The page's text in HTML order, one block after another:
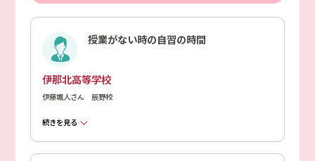
授業がない時の自習の時間
伊那北高等学校
伊藤颯人さん 辰野校
続きを見る